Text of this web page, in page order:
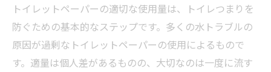
トイレットペーパーの適切な使用量は、トイレつまりを
防ぐための基本的なステップです。多くの水トラブルの
原因が過剰なトイレットペーパーの使用によるもので
す。適量は個人差があるものの、大切なのは一度に流す